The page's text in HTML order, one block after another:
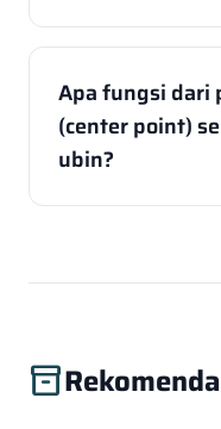
Apa fungsi dari
(center point)
ubin?
inventory_2